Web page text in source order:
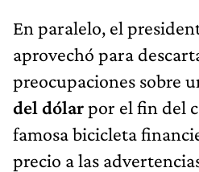
En paralelo, el
aprovechó para
preocupaciones sobre
del dólarpor el fin del
famosa bicicleta
precio a las